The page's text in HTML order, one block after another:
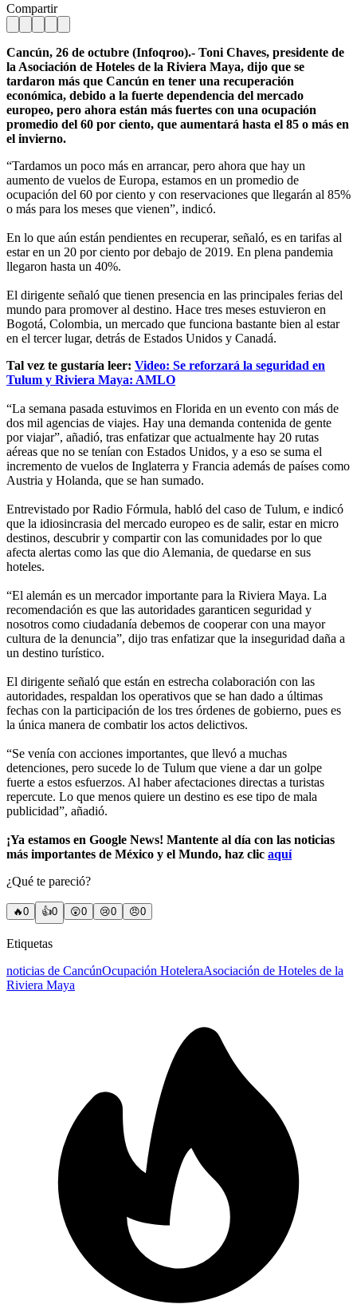
Compartir
Cancún, 26 de octubre (Infoqroo).- Toni Chaves, presidente de
la Asociación de Hoteles de la Riviera Maya, dijo que se
tardaron más que Cancún en tener una recuperación
económica, debido a la fuerte dependencia del mercado
europeo, pero ahora están más fuertes con una ocupación
promedio del 60 por ciento, que aumentará hasta el 85 o más en
el invierno.
“Tardamos un poco más en arrancar, pero ahora que hay un
aumento de vuelos de Europa, estamos en un promedio de
ocupación del 60 por ciento y con reservaciones que llegarán al 85%
o más para los meses que vienen”, indicó.
En lo que aún están pendientes en recuperar, señaló, es en tarifas al
estar en un 20 por ciento por debajo de 2019. En plena pandemia
llegaron hasta un 40%.
El dirigente señaló que tienen presencia en las principales ferias del
mundo para promover al destino. Hace tres meses estuvieron en
Bogotá, Colombia, un mercado que funciona bastante bien al estar
en el tercer lugar, detrás de Estados Unidos y Canadá.
Tal vez te gustaría leer: Video: Se reforzará la seguridad en
Tulum y Riviera Maya: AMLO
“La semana pasada estuvimos en Florida en un evento con más de
dos mil agencias de viajes. Hay una demanda contenida de gente
por viajar”, añadió, tras enfatizar que actualmente hay 20 rutas
aéreas que no se tenían con Estados Unidos, y a eso se suma el
incremento de vuelos de Inglaterra y Francia además de países como
Austria y Holanda, que se han sumado.
Entrevistado por Radio Fórmula, habló del caso de Tulum, e indicó
que la idiosincrasia del mercado europeo es de salir, estar en micro
destinos, descubrir y compartir con las comunidades por lo que
afecta alertas como las que dio Alemania, de quedarse en sus
hoteles.
“El alemán es un mercador importante para la Riviera Maya. La
recomendación es que las autoridades garanticen seguridad y
nosotros como ciudadanía debemos de cooperar con una mayor
cultura de la denuncia”, dijo tras enfatizar que la inseguridad daña a
un destino turístico.
El dirigente señaló que están en estrecha colaboración con las
autoridades, respaldan los operativos que se han dado a últimas
fechas con la participación de los tres órdenes de gobierno, pues es
la única manera de combatir los actos delictivos.
“Se venía con acciones importantes, que llevó a muchas
detenciones, pero sucede lo de Tulum que viene a dar un golpe
fuerte a estos esfuerzos. Al haber afectaciones directas a turistas
repercute. Lo que menos quiere un destino es ese tipo de mala
publicidad”, añadió.
¡Ya estamos en Google News! Mantente al día con las noticias
más importantes de México y el Mundo, haz clic aquí
¿Qué te pareció?
🔥0 👍0 😲0 😢0 😠0
Etiquetas
noticias de CancúnOcupación HoteleraAsociación de Hoteles de la
Riviera Maya